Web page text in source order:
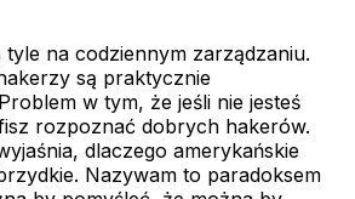
na codziennym zarządzaniu.
są praktycznie
w tym, że jeśli nie jesteś
rozpoznać dobrych hakerów.
dlaczego amerykańskie
Nazywam to paradoksem